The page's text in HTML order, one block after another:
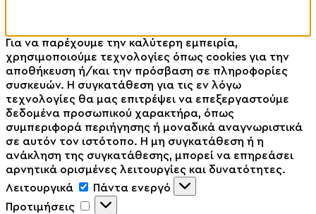
Για να παρέχουμε την καλύτερη εμπειρία,
χρησιμοποιούμε τεχνολογίες όπως cookies για την
αποθήκευση ή/και την πρόσβαση σε πληροφορίες
συσκευών. Η συγκατάθεση για τις εν λόγω
τεχνολογίες θα μας επιτρέψει να επεξεργαστούμε
δεδομένα προσωπικού χαρακτήρα, όπως
συμπεριφορά περιήγησης ή μοναδικά αναγνωριστικά
σε αυτόν τον ιστότοπο. Η μη συγκατάθεση ή η
ανάκληση της συγκατάθεσης, μπορεί να επηρεάσει
αρνητικά ορισμένες λειτουργίες και δυνατότητες.
Λειτουργικά
Πάντα ενεργό
Προτιμήσεις